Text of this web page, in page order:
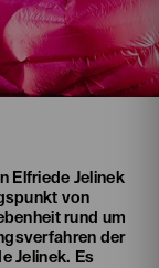
Elfriede Jelinek
von
rund um
der
Jelinek. Es